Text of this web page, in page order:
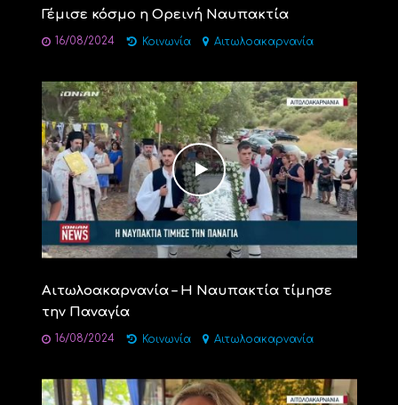
Γέμισε κόσμο η Ορεινή Ναυπακτία
16/08/2024 Κοινωνία Αιτωλοακαρνανία
Αιτωλοακαρνανία – Η Ναυπακτία τίμησε
την Παναγία
16/08/2024 Κοινωνία Αιτωλοακαρνανία